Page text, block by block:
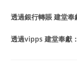
透過銀行轉賬 建堂
透過vipps 建堂奉獻